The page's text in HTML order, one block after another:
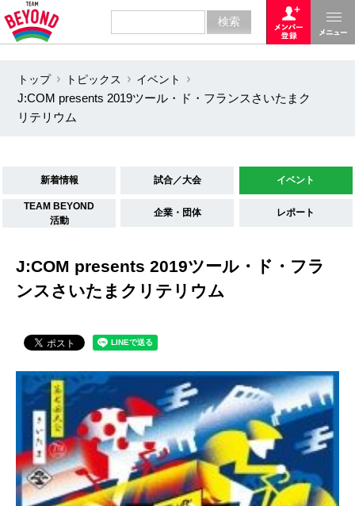
トップ トピックス
イベント
J:COM presents 2019ツール・ド・フランスさいたまク
リテリウム
新着情報 試合／大会 イベント
TEAM BEYOND
活動
企業・団体 レポート
J:COM presents 2019ツール・ド・フラ
ンスさいたまクリテリウム